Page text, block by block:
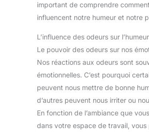
important de comprendre
influencent notre humeur et notre
L’influence des odeurs sur
Le pouvoir des odeurs sur nos
Nos réactions aux odeurs sont
émotionnelles. C’est pourquoi
peuvent nous mettre de bonne
d’autres peuvent nous irriter ou
En fonction de l’ambiance que
dans votre espace de travail, vous